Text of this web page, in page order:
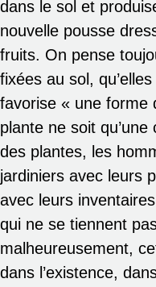
dans le sol et
nouvelle pousse
fruits. On pense
fixées au sol,
favorise « une forme
plante ne soit qu’une
des plantes, les
jardiniers avec leurs
avec leurs
qui ne se tiennent
malheureusement,
dans l’existence,